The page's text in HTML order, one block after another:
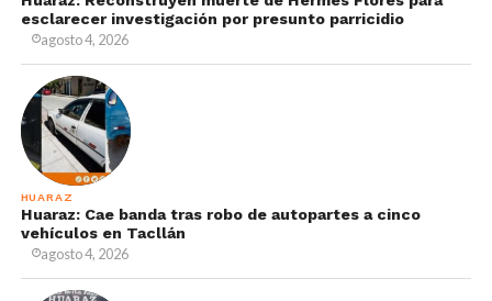
esclarecer investigación por presunto parricidio
agosto 4, 2026
HUARAZ
Huaraz: Cae banda tras robo de autopartes a cinco
vehículos en Tacllán
agosto 4, 2026